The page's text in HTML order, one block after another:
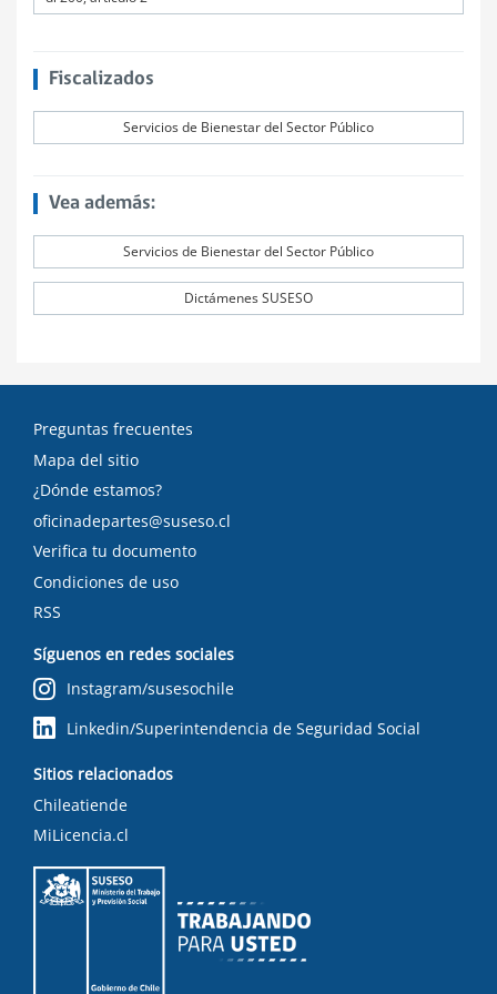
Fiscalizados
Servicios de Bienestar del Sector Público
Vea además:
Servicios de Bienestar del Sector Público
Dictámenes SUSESO
Preguntas frecuentes
Mapa del sitio
¿Dónde estamos?
oficinadepartes@suseso.cl
Verifica tu documento
Condiciones de uso
RSS
Síguenos en redes sociales
Instagram/susesochile
Linkedin/Superintendencia de Seguridad Social
Sitios relacionados
Chileatiende
MiLicencia.cl